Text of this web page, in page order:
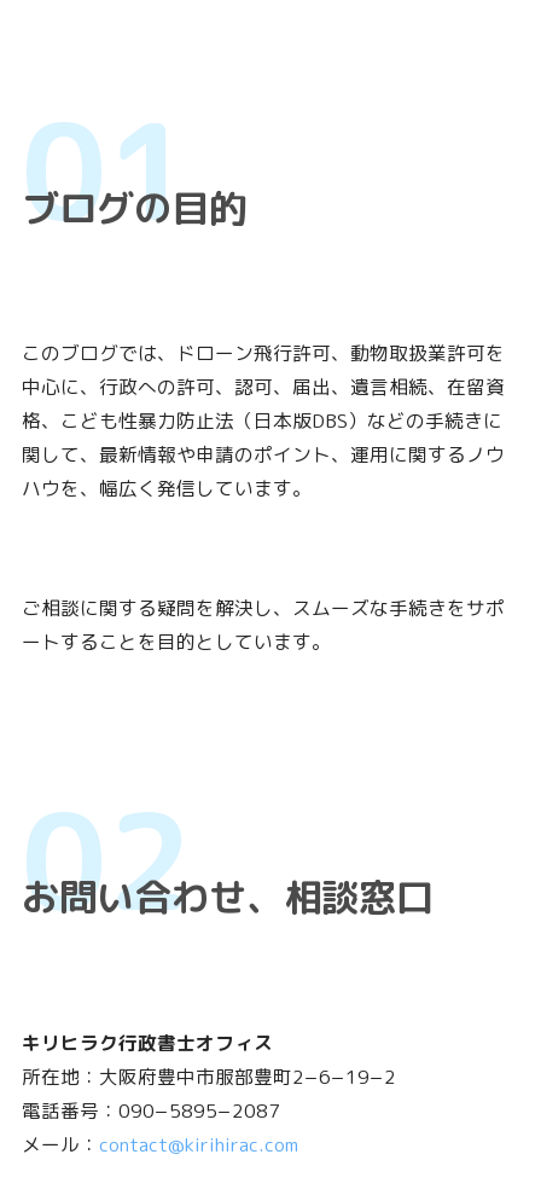
ブログの目的
このブログでは、ドローン飛行許可、動物取扱業許可を
中心に、行政への許可、認可、届出、遺言相続、在留資
格、こども性暴力防止法（日本版DBS）などの手続きに
関して、最新情報や申請のポイント、運用に関するノウ
ハウを、幅広く発信しています。
ご相談に関する疑問を解決し、スムーズな手続きをサポ
ートすることを目的としています。
お問い合わせ、相談窓口
キリヒラク行政書士オフィス
所在地：大阪府豊中市服部豊町2−6−19−2
電話番号：090−5895−2087
メール： contact@kirihirac.com